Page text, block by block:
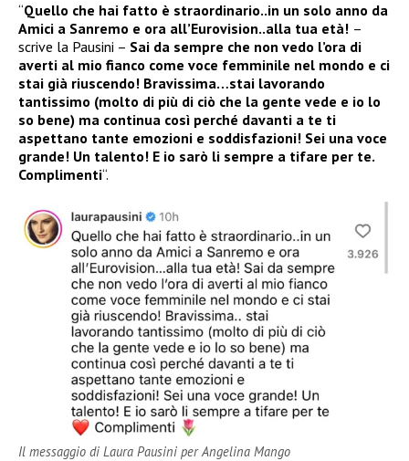
“Quello che hai fatto è straordinario..in un solo anno da
Amici a Sanremo e ora all’Eurovision..alla tua età! –
scrive la Pausini – Sai da sempre che non vedo l’ora di
averti al mio fianco come voce femminile nel mondo e ci
stai già riuscendo! Bravissima…stai lavorando
tantissimo (molto di più di ciò che la gente vede e io lo
so bene) ma continua così perché davanti a te ti
aspettano tante emozioni e soddisfazioni! Sei una voce
grande! Un talento! E io sarò li sempre a tifare per te.
Complimenti“.
Il messaggio di Laura Pausini per Angelina Mango